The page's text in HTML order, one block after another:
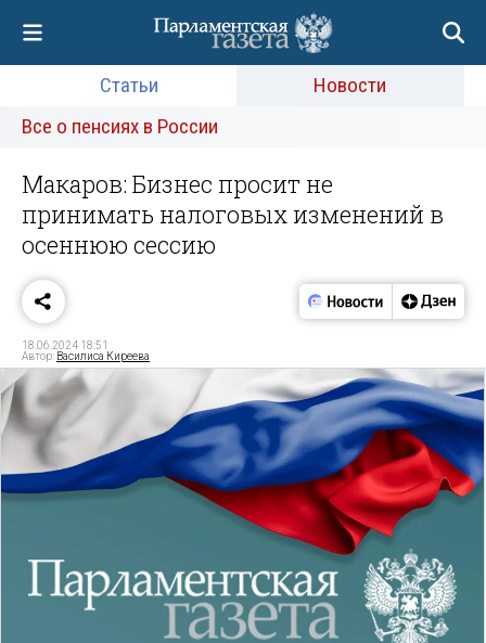
Статьи
Новости
Все о пенсиях в России
Макаров: Бизнес просит не
принимать налоговых изменений в
осеннюю сессию
18.06.2024 18:51
Автор: Василиса Киреева